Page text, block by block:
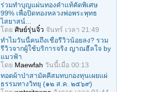
ร่วมทําบุญแผ่นทองคำแท้คัดพิเศษ
99% เพื่อปิดทองหลวงพ่อพระพุทธ
ไสยาสน์...
โดย ศิษย์รุ่นจิ๋ว จันทร์ เวลา 21:49
ทำไมวันนี้คนถึงเชื่อรีวิวน้อยลง? รวม
รีวิวจากผู้ใช้บริการจริง ญาณฮีลใจ by
แมวฟ้า
โดย Maewfah วันนี้เมื่อ 00:13
ทอดผ้าป่าสามัคคีสมทบกองทุนเผยแผ่
ธรรมทางวิทยุ (๑๒ ส.ค. ๒๕๖๙)